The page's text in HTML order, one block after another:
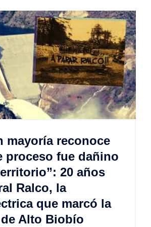
mayoría reconoce
proceso fue dañino
20 años
Ralco, la
que marcó la
Alto Biobío